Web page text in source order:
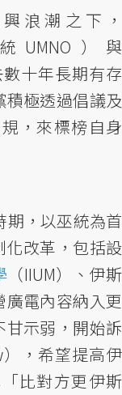
浪潮之下，
UMNO）與
數十年長期有存
極透過倡議及
，來標榜自身
期，以巫統為首
化改革，包括設
（IIUM）、伊斯
電內容納入更
示弱，開始訴
），希望提高伊
比對方更伊斯